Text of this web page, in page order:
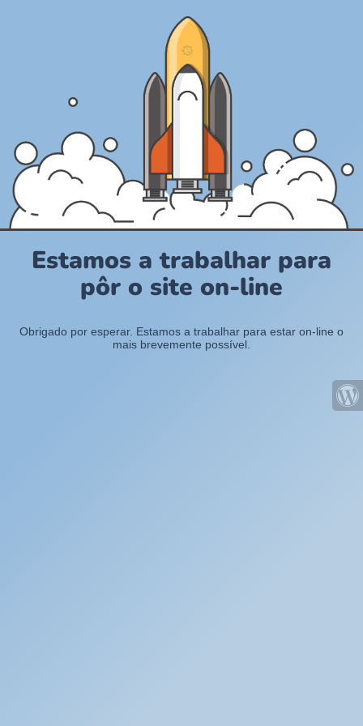
Estamos a trabalhar para
pôr o site on-line
Obrigado por esperar. Estamos a trabalhar para estar on-line o
mais brevemente possível.